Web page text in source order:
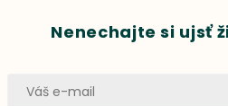
Nenechajte si ujsť